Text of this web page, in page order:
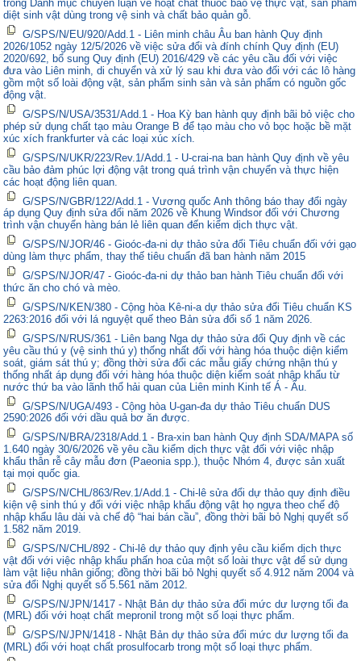
trong Danh mục chuyên luận về hoạt chất thuốc bảo vệ thực vật, sản phẩm
diệt sinh vật dùng trong vệ sinh và chất bảo quản gỗ.
G/SPS/N/EU/920/Add.1 - Liên minh châu Âu ban hành Quy định
2026/1052 ngày 12/5/2026 về việc sửa đổi và đính chính Quy định (EU)
2020/692, bổ sung Quy định (EU) 2016/429 về các yêu cầu đối với việc
đưa vào Liên minh, di chuyển và xử lý sau khi đưa vào đối với các lô hàng
gồm một số loài động vật, sản phẩm sinh sản và sản phẩm có nguồn gốc
động vật.
G/SPS/N/USA/3531/Add.1 - Hoa Kỳ ban hành quy định bãi bỏ việc cho
phép sử dụng chất tạo màu Orange B để tạo màu cho vỏ bọc hoặc bề mặt
xúc xích frankfurter và các loại xúc xích.
G/SPS/N/UKR/223/Rev.1/Add.1 - U-crai-na ban hành Quy định về yêu
cầu bảo đảm phúc lợi động vật trong quá trình vận chuyển và thực hiện
các hoạt động liên quan.
G/SPS/N/GBR/122/Add.1 - Vương quốc Anh thông báo thay đổi ngày
áp dụng Quy định sửa đổi năm 2026 về Khung Windsor đối với Chương
trình vận chuyển hàng bán lẻ liên quan đến kiểm dịch thực vật.
G/SPS/N/JOR/46 - Gioóc-đa-ni dự thảo sửa đổi Tiêu chuẩn đối với gạo
dùng làm thực phẩm, thay thế tiêu chuẩn đã ban hành năm 2015
G/SPS/N/JOR/47 - Gioóc-đa-ni dự thảo ban hành Tiêu chuẩn đối với
thức ăn cho chó và mèo.
G/SPS/N/KEN/380 - Cộng hòa Kê-ni-a dự thảo sửa đổi Tiêu chuẩn KS
2263:2016 đối với lá nguyệt quế theo Bản sửa đổi số 1 năm 2026.
G/SPS/N/RUS/361 - Liên bang Nga dự thảo sửa đổi Quy định về các
yêu cầu thú y (vệ sinh thú y) thống nhất đối với hàng hóa thuộc diện kiểm
soát, giám sát thú y; đồng thời sửa đổi các mẫu giấy chứng nhận thú y
thống nhất áp dụng đối với hàng hóa thuộc diện kiểm soát nhập khẩu từ
nước thứ ba vào lãnh thổ hải quan của Liên minh Kinh tế Á - Âu.
G/SPS/N/UGA/493 - Cộng hòa U-gan-đa dự thảo Tiêu chuẩn DUS
2590:2026 đối với dầu quả bơ ăn được.
G/SPS/N/BRA/2318/Add.1 - Bra-xin ban hành Quy định SDA/MAPA số
1.640 ngày 30/6/2026 về yêu cầu kiểm dịch thực vật đối với việc nhập
khẩu thân rễ cây mẫu đơn (Paeonia spp.), thuộc Nhóm 4, được sản xuất
tại mọi quốc gia.
G/SPS/N/CHL/863/Rev.1/Add.1 - Chi-lê sửa đổi dự thảo quy định điều
kiện vệ sinh thú y đối với việc nhập khẩu động vật họ ngựa theo chế độ
nhập khẩu lâu dài và chế độ “hai bán cầu”, đồng thời bãi bỏ Nghị quyết số
1.582 năm 2019.
G/SPS/N/CHL/892 - Chi-lê dự thảo quy định yêu cầu kiểm dịch thực
vật đối với việc nhập khẩu phấn hoa của một số loài thực vật để sử dụng
làm vật liệu nhân giống; đồng thời bãi bỏ Nghị quyết số 4.912 năm 2004 và
sửa đổi Nghị quyết số 5.561 năm 2012.
G/SPS/N/JPN/1417 - Nhật Bản dự thảo sửa đổi mức dư lượng tối đa
(MRL) đối với hoạt chất mepronil trong một số loại thực phẩm.
G/SPS/N/JPN/1418 - Nhật Bản dự thảo sửa đổi mức dư lượng tối đa
(MRL) đối với hoạt chất prosulfocarb trong một số loại thực phẩm.